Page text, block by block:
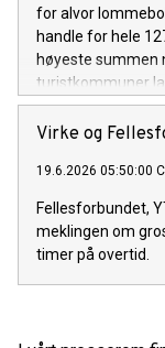
for alvor
handle for hele
høyeste summen
turistkommuner
rekordomsetning.
Virke og
19.6.2026 05:50:00
Fellesforbundet,
meklingen om
timer på overtid.